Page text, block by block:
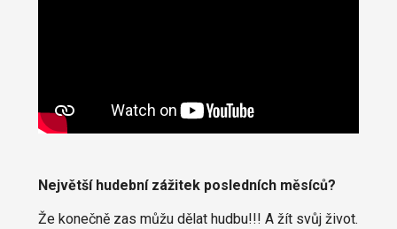
Největší hudební zážitek posledních měsíců?
Že konečně zas můžu dělat hudbu!!! A žít svůj život.